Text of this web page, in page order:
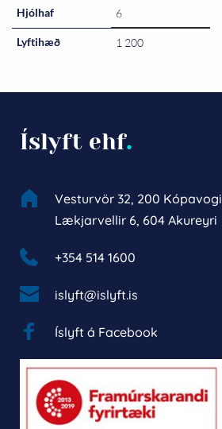
Hjólhaf 6
Lyftihæð 1 200
Íslyft ehf.
Vesturvör 32, 200 Kópavogi
Lækjarvellir 6, 604 Akureyri
+354 514 1600
islyft@islyft.is
Íslyft á Facebook